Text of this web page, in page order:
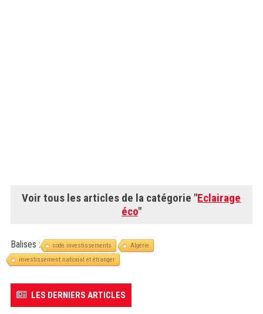
Voir tous les articles de la catégorie "Eclairage
éco"
Balises : code investissements
Algérie
investissement national et étranger
LES DERNIERS ARTICLES